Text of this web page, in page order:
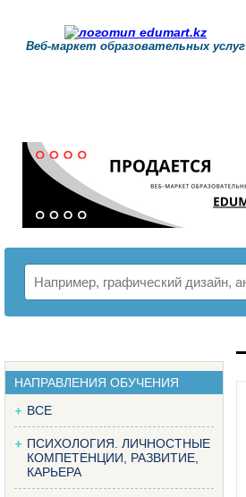
Веб-маркет образовательных услуг
НАПРАВЛЕНИЯ ОБУЧЕНИЯ
ВСЕ
ПСИХОЛОГИЯ. ЛИЧНОСТНЫЕ
КОМПЕТЕНЦИИ, РАЗВИТИЕ,
КАРЬЕРА